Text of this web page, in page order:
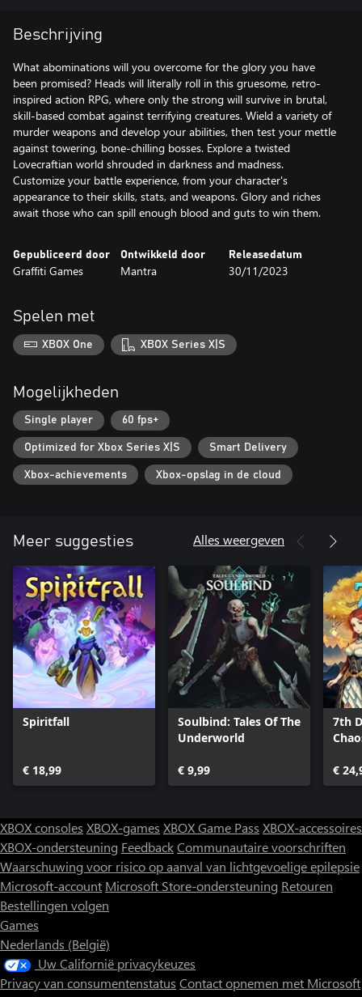
Beschrijving
What abominations will you overcome for the glory you have
been promised? Heads will literally roll in this gruesome, retro-
inspired action RPG, where only the strong will survive in brutal,
skill-based combat against terrifying creatures. Wield a variety of
murder weapons and develop your abilities, then test your mettle
against towering, bone-chilling bosses. Explore a twisted
Lovecraftian world shrouded in darkness and madness.
Customize your battle experience, from your character's
appearance to their skills, stats, and weapons. Glory and riches
await those who can spill enough blood and guts to win them.
Gepubliceerd door
Graffiti Games
Ontwikkeld door
Mantra
Releasedatum
30/11/2023
Spelen met
XBOX One XBOX Series X|S
Mogelijkheden
Single player 60 fps+
Optimized for Xbox Series X|S Smart Delivery
Xbox-achievements Xbox-opslag in de cloud
Meer suggesties Alles weergeven
Spiritfall
€ 18,99
Soulbind: Tales Of The
Underworld
€ 9,99
7th
€
XBOX consoles XBOX-games XBOX Game Pass XBOX-accessoires
XBOX-ondersteuning FeedbackCommunautaire voorschriften
Waarschuwing voor risico op aanval van lichtgevoelige epilepsie
Microsoft-account Microsoft Store-ondersteuning Retouren
Bestellingen volgen
Games
Nederlands (België)
Uw Californië privacykeuzes
Privacy van consumentenstatus Contact opnemen met Microsoft